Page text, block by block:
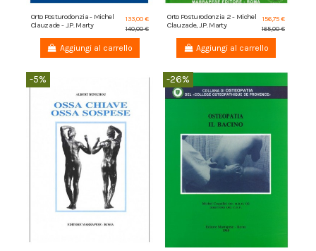
Orto Posturodonzia - Michel
Clauzade - J.P. Marty
133,00 €
140,00 €
Aggiungi al carrello
Orto Posturodonzia 2 - Michel
Clauzade, J.P. Marty
156,75 €
165,00 €
Aggiungi al carrello
-5% -26%